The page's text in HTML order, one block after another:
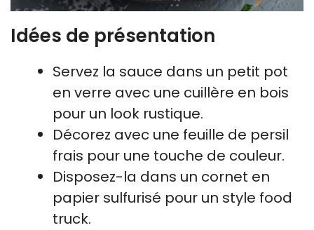
Idées de présentation
Servez la sauce dans un petit pot
en verre avec une cuillère en bois
pour un look rustique.
Décorez avec une feuille de persil
frais pour une touche de couleur.
Disposez-la dans un cornet en
papier sulfurisé pour un style food
truck.